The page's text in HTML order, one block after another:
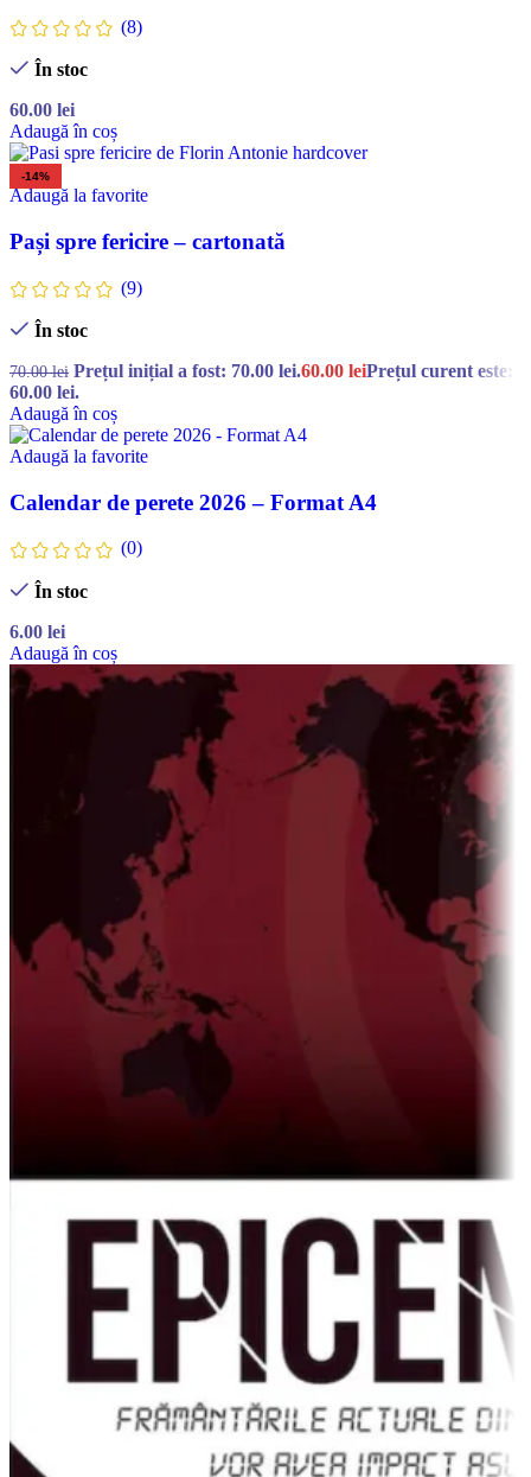
(8)
În stoc
60.00 lei
Adaugă în coș
-14%
Adaugă la favorite
Pași spre fericire – cartonată
(9)
În stoc
70.00lei Prețul inițial a fost: 70.00 lei.60.00 leiPrețul curent este:
60.00 lei.
Adaugă în coș
Adaugă la favorite
Calendar de perete 2026 – Format A4
(0)
În stoc
6.00 lei
Adaugă în coș